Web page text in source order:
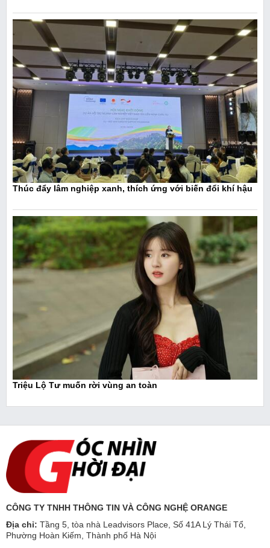
Thúc đẩy lâm nghiệp xanh, thích ứng với biến đổi khí hậu
Triệu Lộ Tư muốn rời vùng an toàn
CÔNG TY TNHH THÔNG TIN VÀ CÔNG NGHỆ ORANGE
Địa chỉ: Tầng 5, tòa nhà Leadvisors Place, Số 41A Lý Thái Tổ,
Phường Hoàn Kiếm, Thành phố Hà Nội